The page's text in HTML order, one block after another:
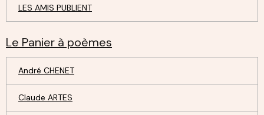
LES AMIS PUBLIENT
Le Panier à poèmes
André CHENET
Claude ARTES